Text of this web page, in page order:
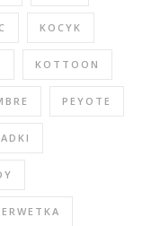
KOCYK
KOTTOON
PEYOTE